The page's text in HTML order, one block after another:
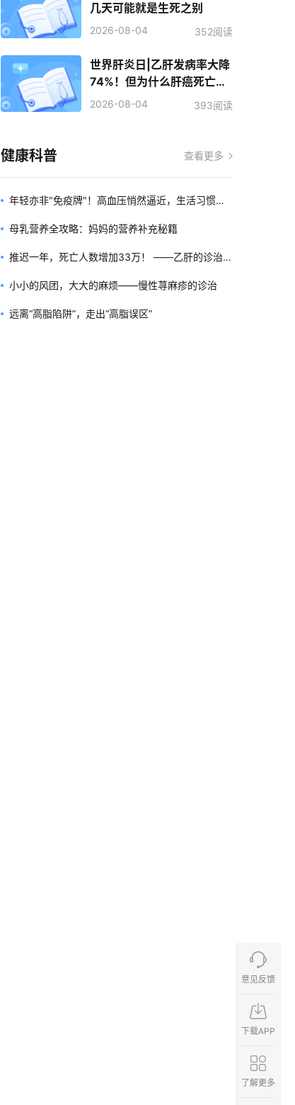
几天可能就是生死之别
2026-08-04 352阅读
世界肝炎日|乙肝发病率大降
74%！但为什么肝癌死亡人
数反而增加了？
2026-08-04 393阅读
健康科普 查看更多
年轻亦非"免疫牌"！高血压悄然逼近，生活习惯是
关键
母乳营养全攻略：妈妈的营养补充秘籍
推迟一年，死亡人数增加33万！ ——乙肝的诊治形
势不容忽视
小小的风团，大大的麻烦——慢性荨麻疹的诊治
远离“高脂陷阱”，走出“高脂误区”
意见反馈
下载APP
了解更多